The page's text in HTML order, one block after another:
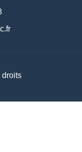
droits